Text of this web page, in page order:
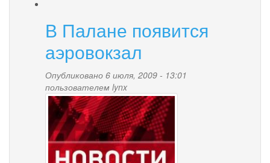
дороги
В Палане появится
аэровокзал
Опубликовано 6 июля, 2009 - 13:01
пользователем lynx
news-
palana.jpg